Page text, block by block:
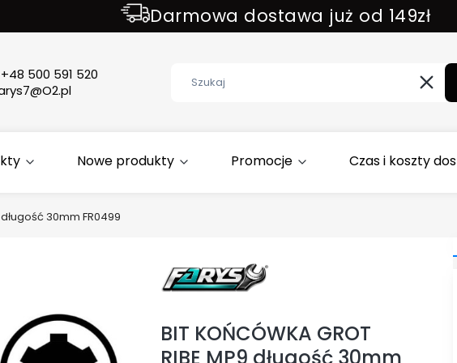
Darmowa dostawa już od 149zł
+48 500 591 520
Nowe produkty Promocje Czas i koszty
długość 30mm FR0499
BIT KOŃCÓWKA GROT